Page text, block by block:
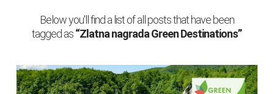
Below you'll find a list of all posts that have been
tagged as“Zlatna nagrada Green Destinations”